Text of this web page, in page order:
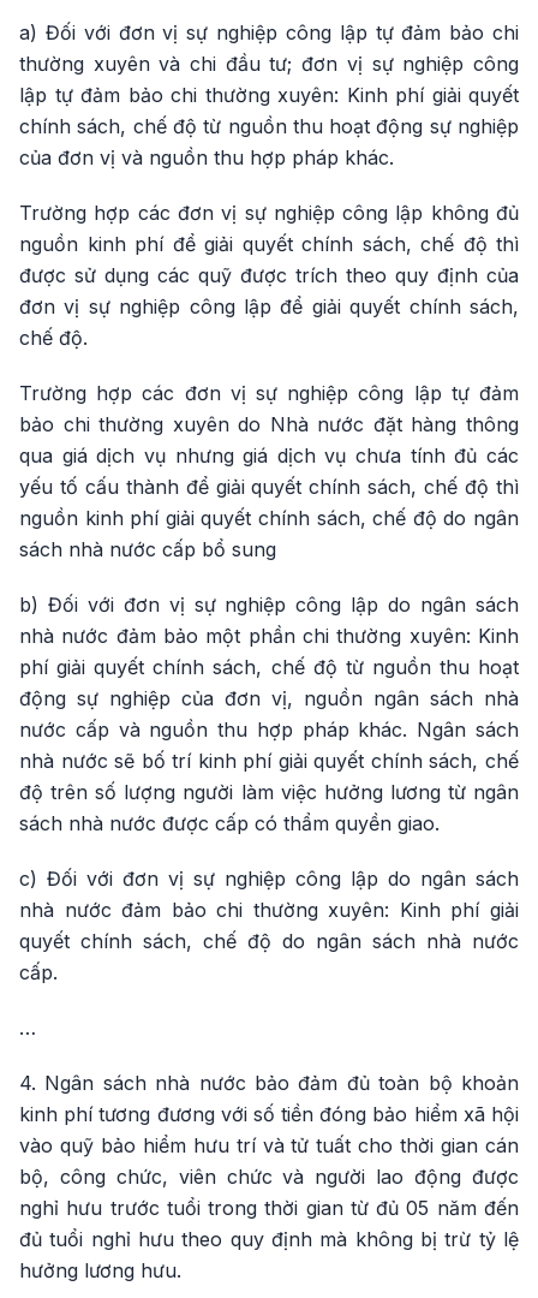
a) Đối với đơn vị sự nghiệp công lập tự đảm bảo chi
thường xuyên và chi đầu tư; đơn vị sự nghiệp công
lập tự đảm bảo chi thường xuyên: Kinh phí giải quyết
chính sách, chế độ từ nguồn thu hoạt động sự nghiệp
của đơn vị và nguồn thu hợp pháp khác.
Trường hợp các đơn vị sự nghiệp công lập không đủ
nguồn kinh phí để giải quyết chính sách, chế độ thì
được sử dụng các quỹ được trích theo quy định của
đơn vị sự nghiệp công lập để giải quyết chính sách,
chế độ.
Trường hợp các đơn vị sự nghiệp công lập tự đảm
bảo chi thường xuyên do Nhà nước đặt hàng thông
qua giá dịch vụ nhưng giá dịch vụ chưa tính đủ các
yếu tố cấu thành để giải quyết chính sách, chế độ thì
nguồn kinh phí giải quyết chính sách, chế độ do ngân
sách nhà nước cấp bổ sung
b) Đối với đơn vị sự nghiệp công lập do ngân sách
nhà nước đảm bảo một phần chi thường xuyên: Kinh
phí giải quyết chính sách, chế độ từ nguồn thu hoạt
động sự nghiệp của đơn vị, nguồn ngân sách nhà
nước cấp và nguồn thu hợp pháp khác. Ngân sách
nhà nước sẽ bố trí kinh phí giải quyết chính sách, chế
độ trên số lượng người làm việc hưởng lương từ ngân
sách nhà nước được cấp có thẩm quyền giao.
c) Đối với đơn vị sự nghiệp công lập do ngân sách
nhà nước đảm bảo chi thường xuyên: Kinh phí giải
quyết chính sách, chế độ do ngân sách nhà nước
cấp.
…
4. Ngân sách nhà nước bảo đảm đủ toàn bộ khoản
kinh phí tương đương với số tiền đóng bảo hiểm xã hội
vào quỹ bảo hiểm hưu trí và tử tuất cho thời gian cán
bộ, công chức, viên chức và người lao động được
nghỉ hưu trước tuổi trong thời gian từ đủ 05 năm đến
đủ tuổi nghỉ hưu theo quy định mà không bị trừ tỷ lệ
hưởng lương hưu.